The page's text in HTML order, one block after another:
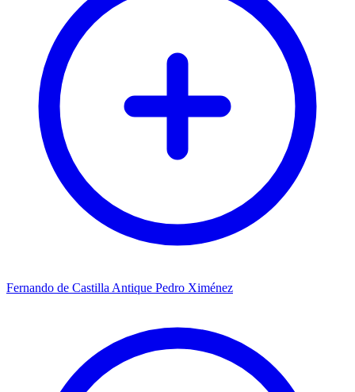
Fernando de Castilla Antique Pedro Ximénez